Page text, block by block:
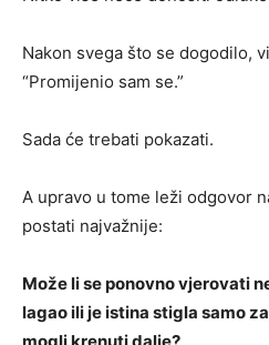
Nakon svega što se dogodilo,
“Promijenio sam se.”
Sada će trebati pokazati.
A upravo u tome leži odgovor
postati najvažnije:
Može li se ponovno vjerovati
lagao ili je istina stigla samo